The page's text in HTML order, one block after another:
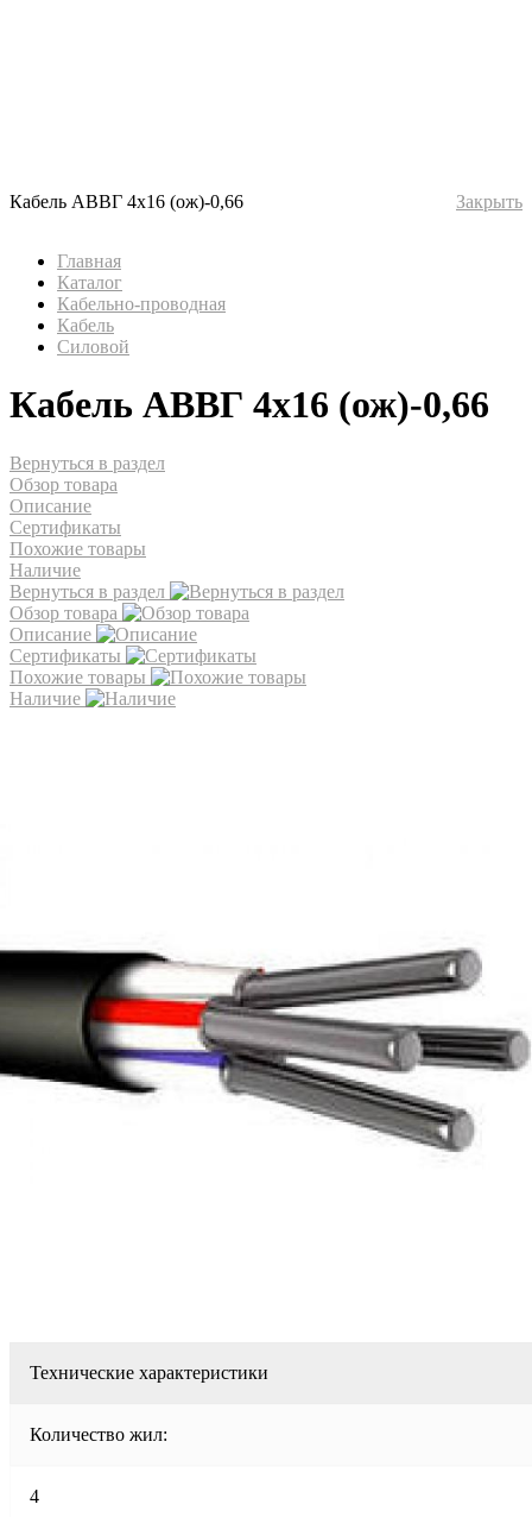
Кабель АВВГ 4х16 (ож)-0,66 Закрыть
Главная
Каталог
Кабельно-проводная
Кабель
Силовой
Кабель АВВГ 4х16 (ож)-0,66
Вернуться в раздел
Обзор товара
Описание
Сертификаты
Похожие товары
Наличие
Вернуться в раздел
Обзор товара
Описание
Сертификаты
Похожие товары
Наличие
Технические характеристики
Количество жил:
4